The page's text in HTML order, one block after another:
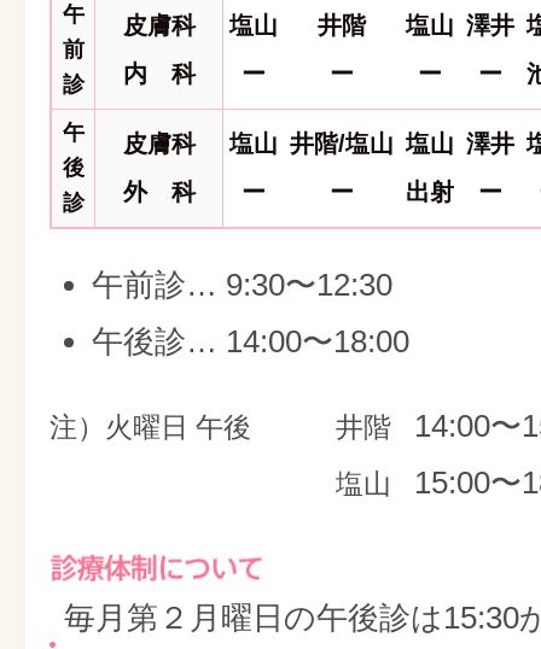
午
前
診
皮膚科
内 科
塩山
ー
井階
ー
塩山
ー
澤井
ー
午
後
診
皮膚科
外 科
塩山
ー
井階/塩山
ー
塩山
出射
澤井
ー
午前診… 9:30〜12:30
午後診… 14:00〜18:00
注）火曜日 午後 井階 14:00〜
塩山 15:00〜
毎月第２月曜日の午後診は15:30